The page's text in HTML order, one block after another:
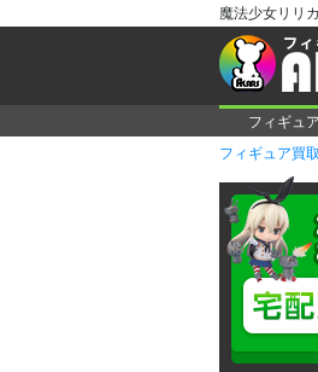
魔法少女リリ
フィギュア
フィギュア買